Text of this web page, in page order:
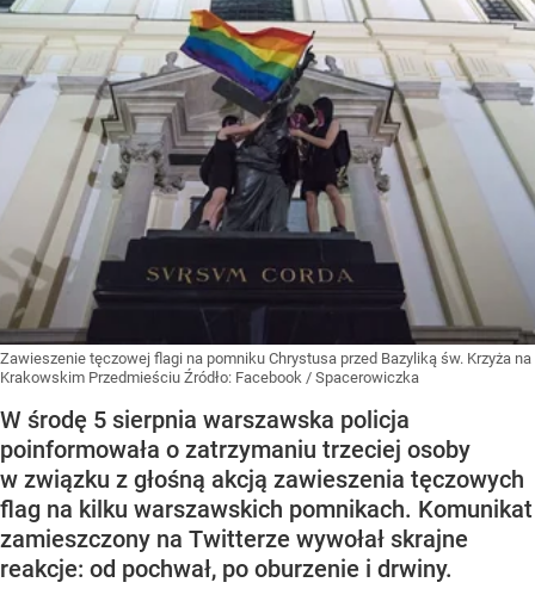
Zawieszenie tęczowej flagi na pomniku Chrystusa przed Bazyliką św. Krzyża na
Krakowskim Przedmieściu Źródło: Facebook / Spacerowiczka
W środę 5 sierpnia warszawska policja
poinformowała o zatrzymaniu trzeciej osoby
w związku z głośną akcją zawieszenia tęczowych
flag na kilku warszawskich pomnikach. Komunikat
zamieszczony na Twitterze wywołał skrajne
reakcje: od pochwał, po oburzenie i drwiny.